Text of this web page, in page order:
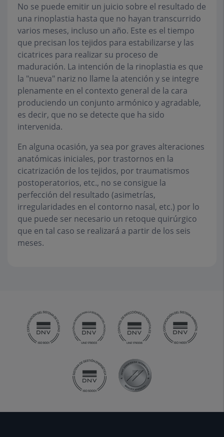
No se puede emitir un juicio sobre el resultado de
una rinoplastia hasta que no hayan transcurrido
varios meses, incluso un año. Este es el tiempo
que precisan los tejidos para estabilizarse y las
cicatrices para realizar su proceso de
maduración. La intención de la rinoplastia es que
la "nueva" nariz no llame la atención y se integre
plenamente en el contexto general de la cara
produciendo un conjunto armónico y agradable,
es decir, que no se detecte que ha sido
intervenida.
En alguna ocasión, ya sea por graves alteraciones
anatómicas iniciales, por trastornos en la
cicatrización de los tejidos, por traumatismos
postoperatorios, etc., no se consigue la
perfección del resultado (asimetrías,
irregularidades en el contorno nasal, etc.) por lo
que puede ser necesario un retoque quirúrgico
que en tal caso se realizará a partir de los seis
meses.